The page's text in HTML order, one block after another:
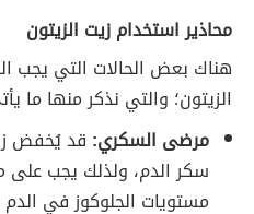
محاذير استخدام زيت الزيتون
هناك بعض الحالات التي يجب
الزيتون؛ والتي نذكر منها ما
مرضى السكري: قد يُخفض
سكر الدم، ولذلك يجب
مستويات الجلوكوز في الدم